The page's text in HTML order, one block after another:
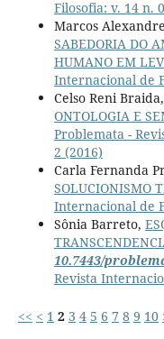
Filosofia: v. 14 n.
Marcos
SABEDORIA DO
HUMANO EM
Internacional de
Celso Reni
ONTOLOGIA E
Problemata -
2 (2016)
Carla Fernanda
SOLUCIONISMO
Internacional de
Sônia Barreto,
10.7443/
Revista
<< < 1 2 3 4 5 6 7 8 9 10